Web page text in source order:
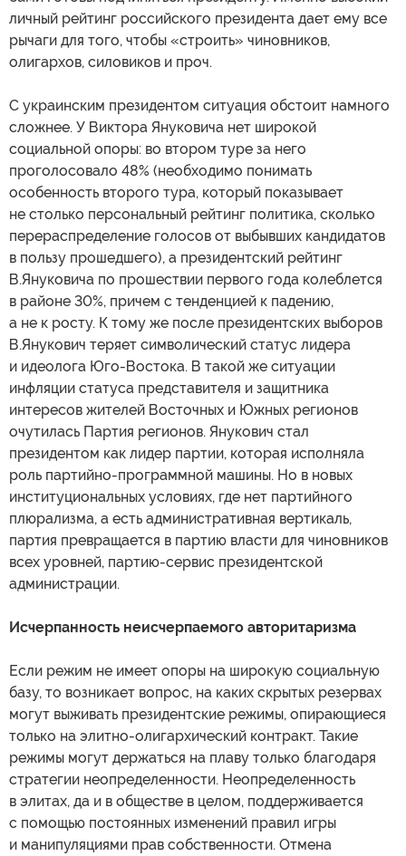
личный рейтинг российского президента дает ему все
рычаги для того, чтобы «строить» чиновников,
олигархов, силовиков и проч.
С украинским президентом ситуация обстоит намного
сложнее. У Виктора Януковича нет широкой
социальной опоры: во втором туре за него
проголосовало 48% (необходимо понимать
особенность второго тура, который показывает
не столько персональный рейтинг политика, сколько
перераспределение голосов от выбывших кандидатов
в пользу прошедшего), а президентский рейтинг
В.Януковича по прошествии первого года колеблется
в районе 30%, причем с тенденцией к падению,
а не к росту. К тому же после президентских выборов
В.Янукович теряет символический статус лидера
и идеолога Юго-Востока. В такой же ситуации
инфляции статуса представителя и защитника
интересов жителей Восточных и Южных регионов
очутилась Партия регионов. Янукович стал
президентом как лидер партии, которая исполняла
роль партийно-программной машины. Но в новых
институциональных условиях, где нет партийного
плюрализма, а есть административная вертикаль,
партия превращается в партию власти для чиновников
всех уровней, партию-сервис президентской
администрации.
Исчерпанность неисчерпаемого авторитаризма
Если режим не имеет опоры на широкую социальную
базу, то возникает вопрос, на каких скрытых резервах
могут выживать президентские режимы, опирающиеся
только на элитно-олигархический контракт. Такие
режимы могут держаться на плаву только благодаря
стратегии неопределенности. Неопределенность
в элитах, да и в обществе в целом, поддерживается
с помощью постоянных изменений правил игры
и манипуляциями прав собственности. Отмена